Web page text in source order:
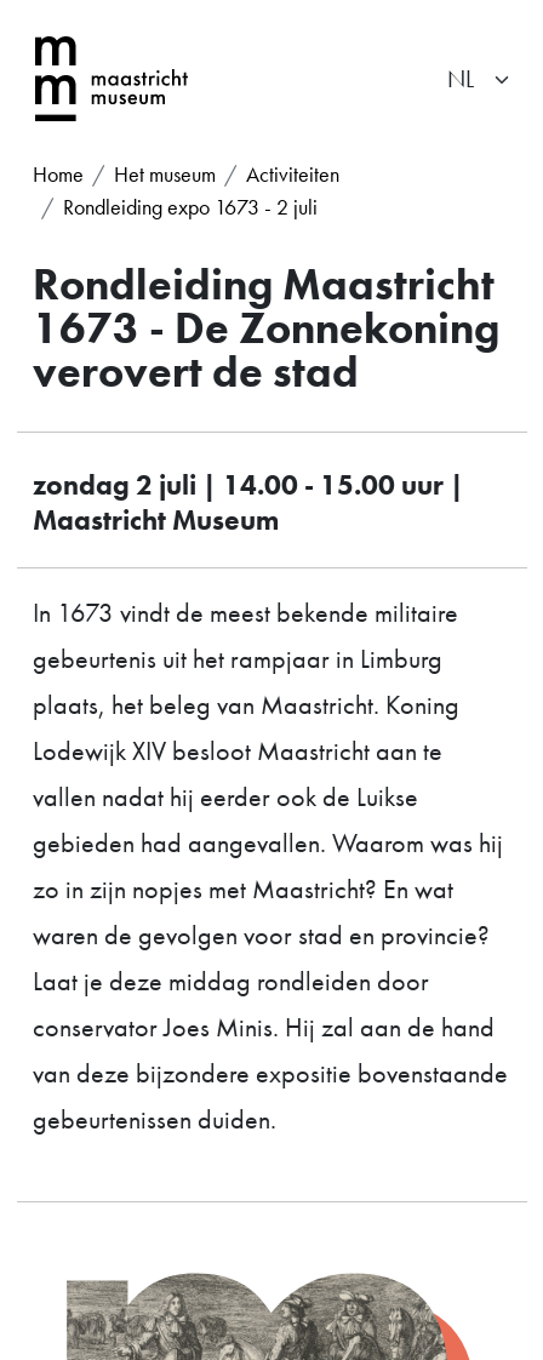
Home Het museum
Activiteiten
Rondleiding expo 1673 - 2 juli
Rondleiding Maastricht
1673 - De Zonnekoning
verovert de stad
zondag 2 juli | 14.00 - 15.00 uur |
Maastricht Museum
In 1673 vindt de meest bekende militaire
gebeurtenis uit het rampjaar in Limburg
plaats, het beleg van Maastricht. Koning
Lodewijk XIV besloot Maastricht aan te
vallen nadat hij eerder ook de Luikse
gebieden had aangevallen. Waarom was hij
zo in zijn nopjes met Maastricht? En wat
waren de gevolgen voor stad en provincie?
Laat je deze middag rondleiden door
conservator Joes Minis. Hij zal aan de hand
van deze bijzondere expositie bovenstaande
gebeurtenissen duiden.